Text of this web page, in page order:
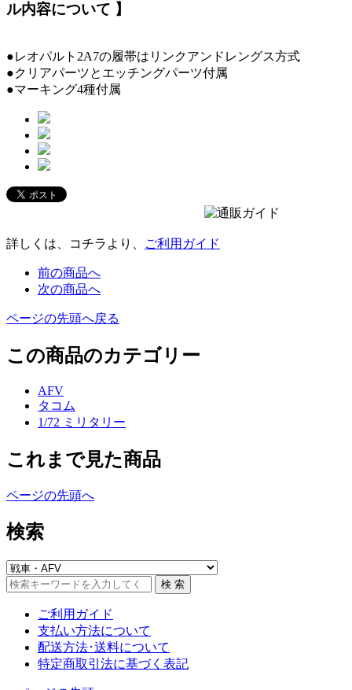
ル内容について 】
●レオパルト2A7の履帯はリンクアンドレングス方式
●クリアパーツとエッチングパーツ付属
●マーキング4種付属
詳しくは、コチラより、 ご利用ガイド
前の商品へ
次の商品へ
ページの先頭へ戻る
この商品のカテゴリー
AFV
タコム
1/72 ミリタリー
これまで見た商品
ページの先頭へ
検索
ご利用ガイド
支払い方法について
配送方法･送料について
特定商取引法に基づく表記